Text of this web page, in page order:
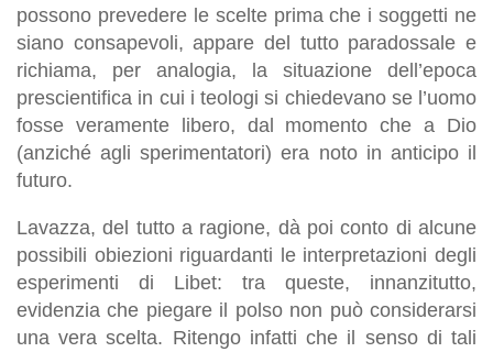
possono prevedere le scelte prima che i soggetti ne
siano consapevoli, appare del tutto paradossale e
richiama, per analogia, la situazione dell’epoca
prescientifica in cui i teologi si chiedevano se l’uomo
fosse veramente libero, dal momento che a Dio
(anziché agli sperimentatori) era noto in anticipo il
futuro.
Lavazza, del tutto a ragione, dà poi conto di alcune
possibili obiezioni riguardanti le interpretazioni degli
esperimenti di Libet: tra queste, innanzitutto,
evidenzia che piegare il polso non può considerarsi
una vera scelta. Ritengo infatti che il senso di tali